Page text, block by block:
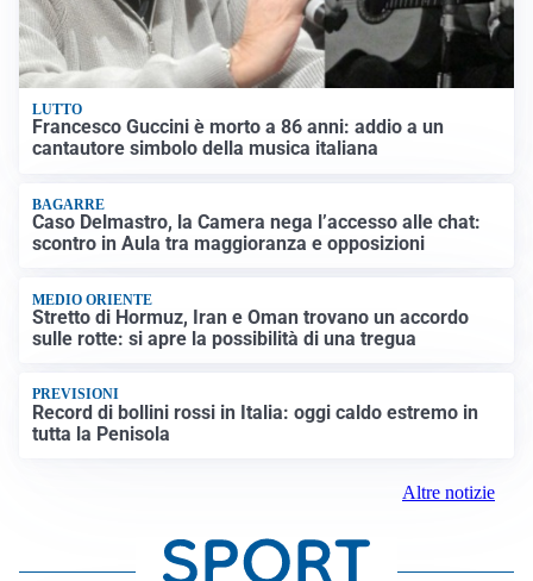
LUTTO
Francesco Guccini è morto a 86 anni: addio a un
cantautore simbolo della musica italiana
BAGARRE
Caso Delmastro, la Camera nega l’accesso alle chat:
scontro in Aula tra maggioranza e opposizioni
MEDIO ORIENTE
Stretto di Hormuz, Iran e Oman trovano un accordo
sulle rotte: si apre la possibilità di una tregua
PREVISIONI
Record di bollini rossi in Italia: oggi caldo estremo in
tutta la Penisola
Altre notizie